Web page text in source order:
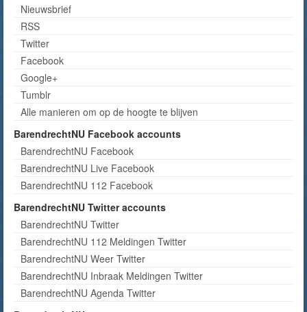
Nieuwsbrief
RSS
Twitter
Facebook
Google+
Tumblr
Alle manieren om op de hoogte te blijven
BarendrechtNU Facebook accounts
BarendrechtNU Facebook
BarendrechtNU Live Facebook
BarendrechtNU 112 Facebook
BarendrechtNU Twitter accounts
BarendrechtNU Twitter
BarendrechtNU 112 Meldingen Twitter
BarendrechtNU Weer Twitter
BarendrechtNU Inbraak Meldingen Twitter
BarendrechtNU Agenda Twitter